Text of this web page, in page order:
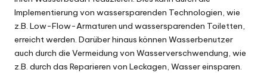
Implementierung von wassersparenden Technologien, wie
z.B. Low-Flow-Armaturen und wassersparenden Toiletten,
erreicht werden. Darüber hinaus können Wasserbenutzer
auch durch die Vermeidung von Wasserverschwendung, wie
z.B. durch das Reparieren von Leckagen, Wasser einsparen.